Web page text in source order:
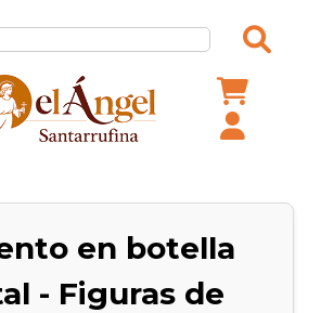
en botella
- Figuras de